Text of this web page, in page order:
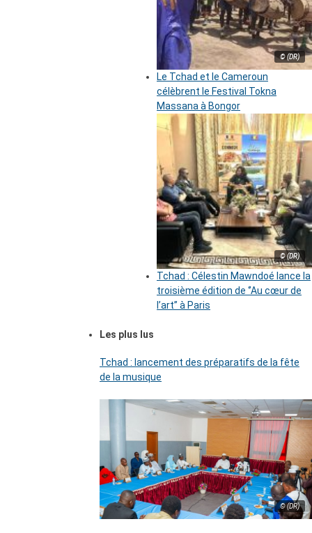
© (DR)
Le Tchad et le Cameroun
célèbrent le Festival Tokna
Massana à Bongor
© (DR)
Tchad : Célestin Mawndoé lance la
troisième édition de ‘’Au cœur de
l’art’’ à Paris
Les plus lus
Tchad : lancement des préparatifs de la fête
de la musique
© (DR)